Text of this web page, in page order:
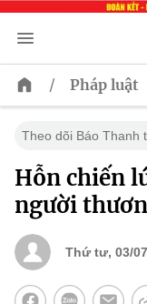
/ Pháp luật
Theo dõi Báo Thanh
Hỗn chiến
người
Thứ tư, 03/